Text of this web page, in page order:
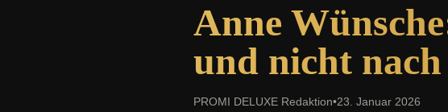
Anne
und nicht
PROMI DELUXE Redaktion•23. Januar 2026